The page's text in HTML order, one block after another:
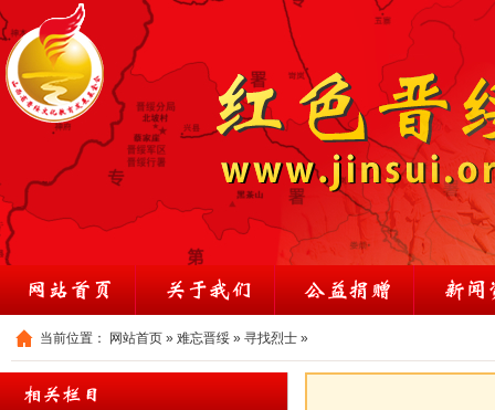
当前位置： 网站首页 » 难忘晋绥 » 寻找烈士 »